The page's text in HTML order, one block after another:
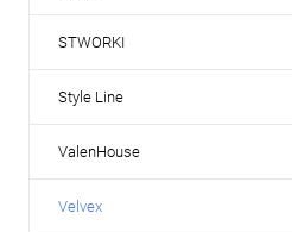
STWORKI
Style Line
ValenHouse
Velvex